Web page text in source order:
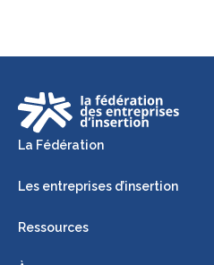
La Fédération
Les entreprises d’insertion
Ressources